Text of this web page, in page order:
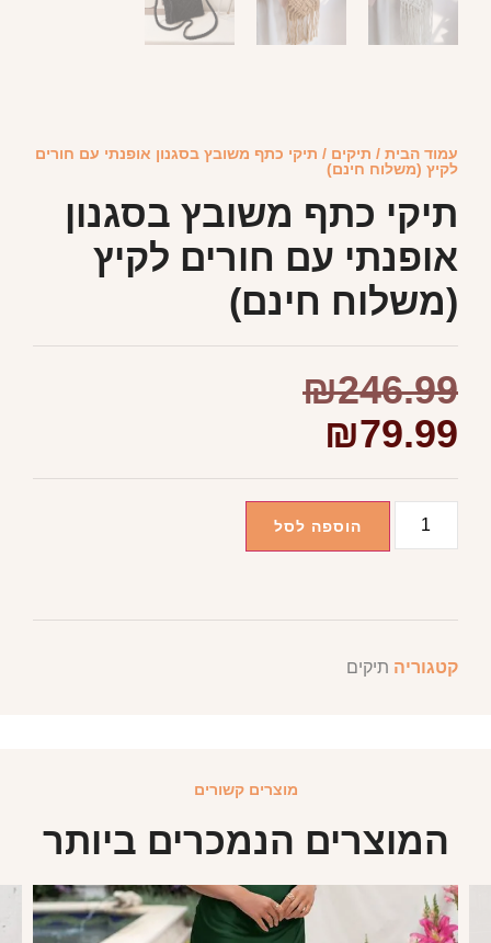
עמוד הבית / תיקים / תיקי כתף משובץ בסגנון אופנתי עם חורים
לקיץ (משלוח חינם)
תיקי כתף משובץ בסגנון
אופנתי עם חורים לקיץ
(משלוח חינם)
₪246.99
₪79.99
הוספה לסל
קטגוריה תיקים
מוצרים קשורים
המוצרים הנמכרים ביותר